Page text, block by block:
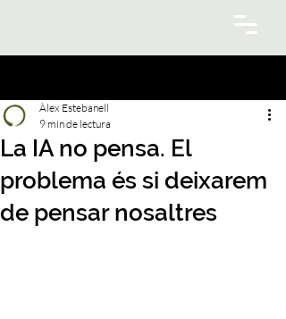
La IA no pensa. El
problema és si deixarem
de pensar nosaltres
Àlex Estebanell
9 min de lectura